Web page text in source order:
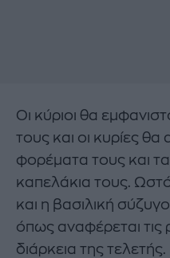
Οι κύριοι θα
τους και οι κυρίες
φορέματα τους και
καπελάκια τους.
και η βασιλική
όπως αναφέρεται
διάρκεια της τελετής.